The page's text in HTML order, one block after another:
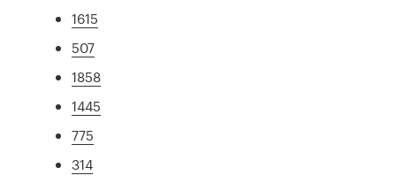
1615
507
1858
1445
775
314